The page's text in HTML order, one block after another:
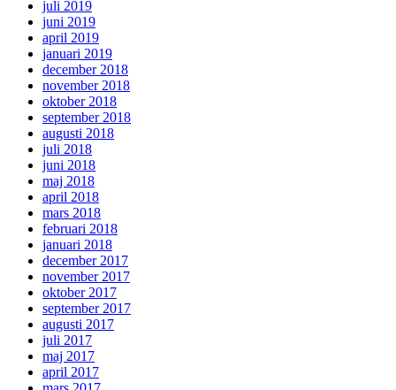
juli 2019
juni 2019
april 2019
januari 2019
december 2018
november 2018
oktober 2018
september 2018
augusti 2018
juli 2018
juni 2018
maj 2018
april 2018
mars 2018
februari 2018
januari 2018
december 2017
november 2017
oktober 2017
september 2017
augusti 2017
juli 2017
maj 2017
april 2017